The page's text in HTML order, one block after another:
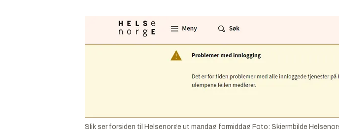
Slik ser forsiden til Helsenorge ut mandag formiddag Foto: Skjermbilde